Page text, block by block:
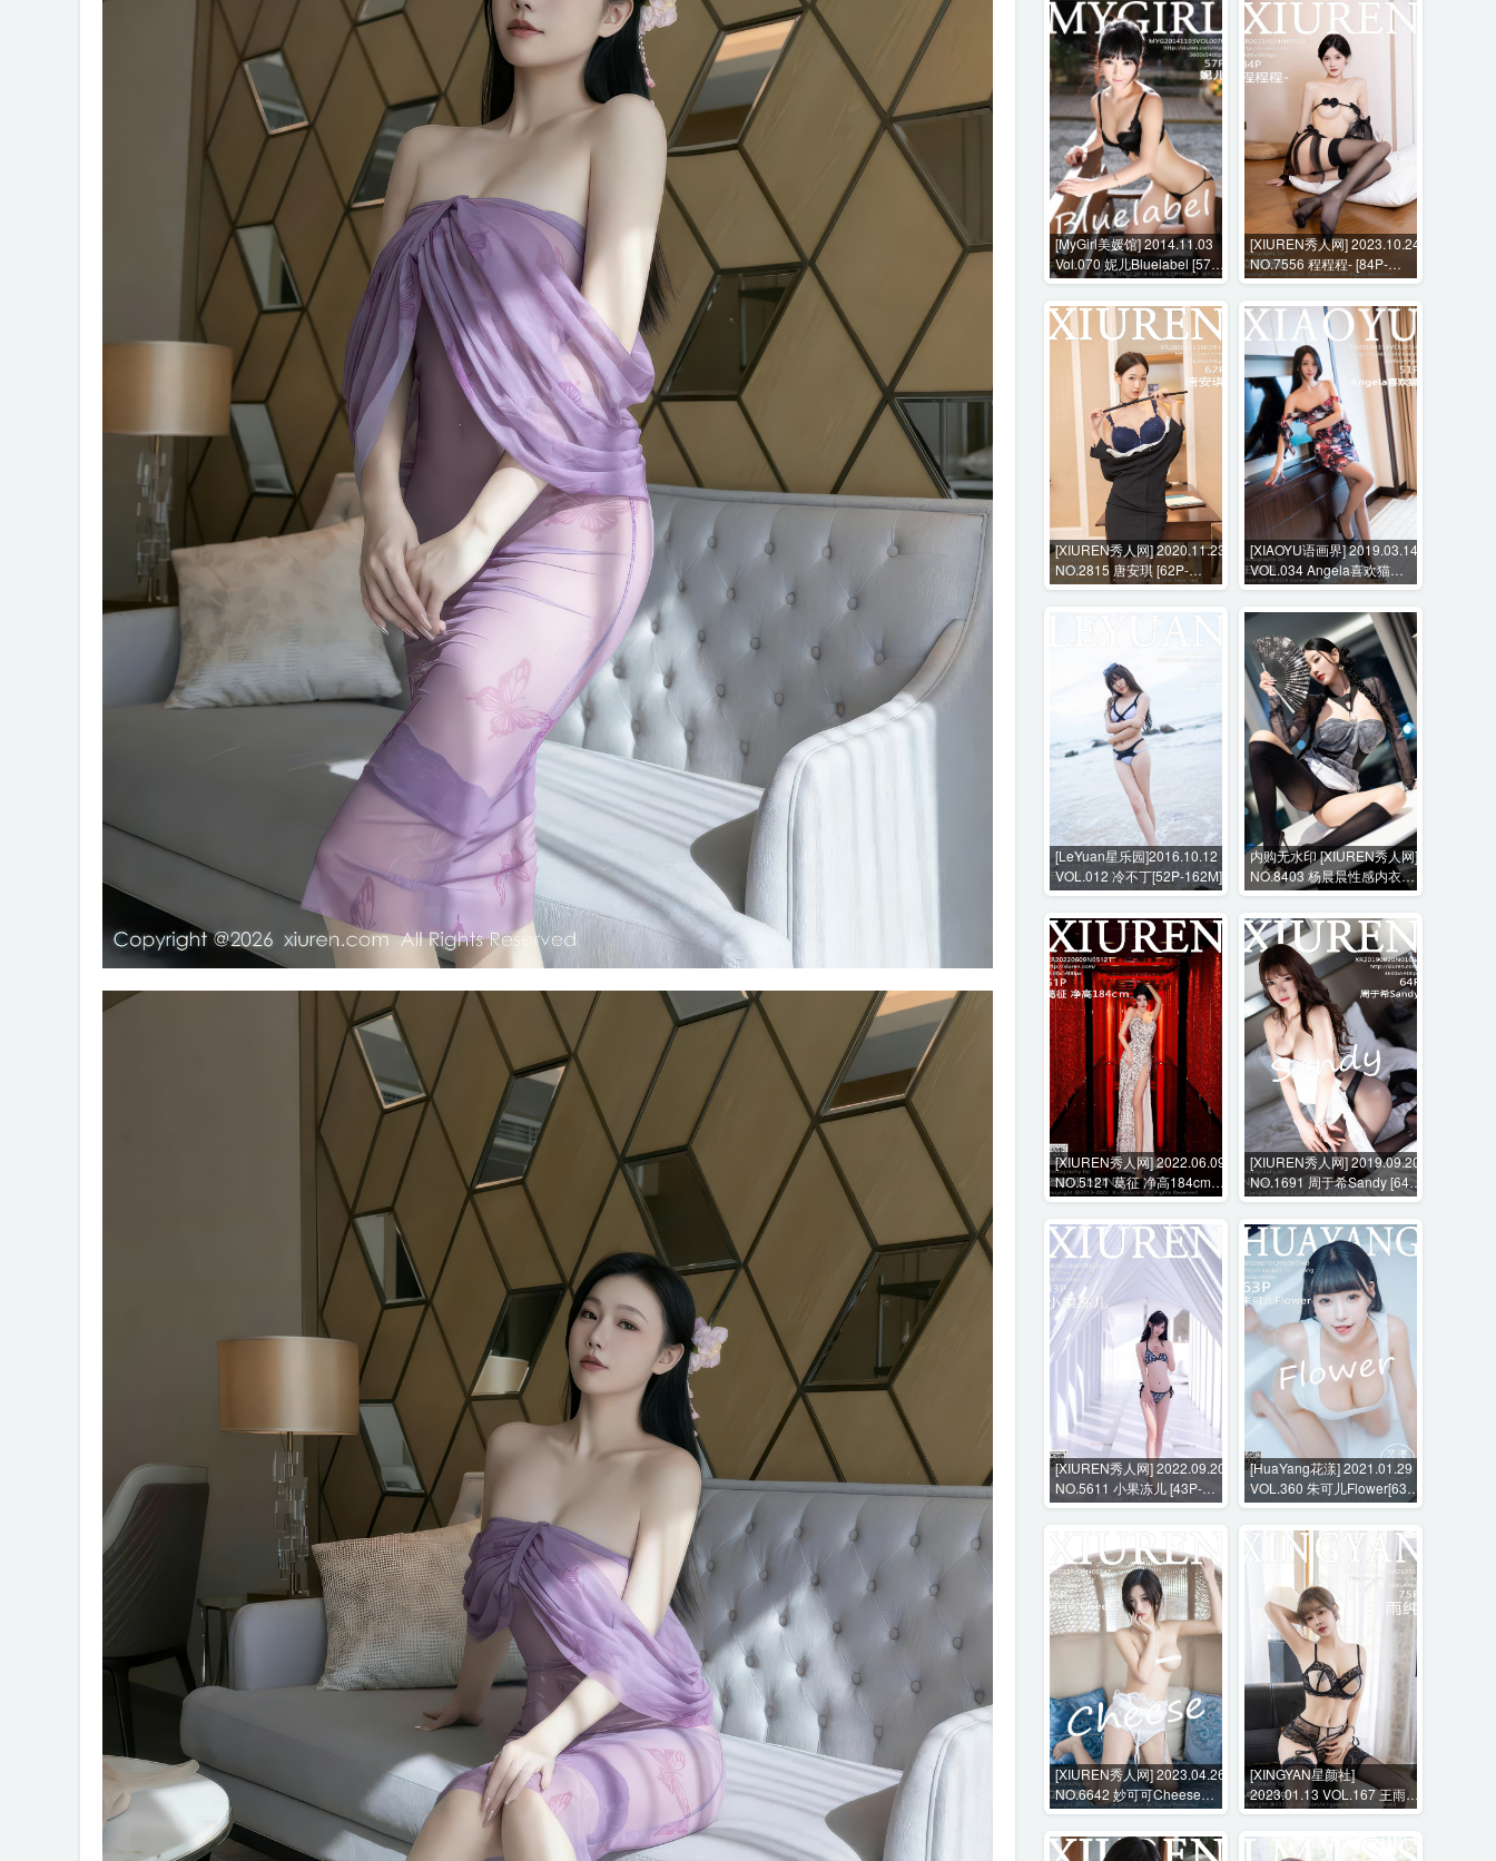
[MyGirl美媛馆] 2014.11.03
Vol.070 妮儿Bluelabel [57P-
229MB]
[XIUREN秀人网] 2023.10.24
NO.7556 程程程- [84P-
650MB]
[XIUREN秀人网] 2020.11.23
NO.2815 唐安琪 [62P-
573MB]
[XIAOYU语画界] 2019.03.14
VOL.034 Angela喜欢猫
[51P-147MB]
[LeYuan星乐园]2016.10.12
VOL.012 冷不丁[52P-162M]
内购无水印 [XIUREN秀人网]
NO.8403 杨晨晨性感内衣美
臀+花絮视频 [113P+1V-
1052MB]
[XIUREN秀人网] 2022.06.09
NO.5121 葛征 净高184cm
[51P-525MB]
[XIUREN秀人网] 2019.09.20
NO.1691 周于希Sandy [64P-
189MB]
[XIUREN秀人网] 2022.09.20
NO.5611 小果冻儿 [43P-
344MB]
[HuaYang花漾] 2021.01.29
VOL.360 朱可儿Flower[63P-
578MB]
[XIUREN秀人网] 2023.04.26
NO.6642 妙可可Cheese
[86P-735MB]
[XINGYAN星颜社]
2023.01.13 VOL.167 王雨纯
[75P-737MB]